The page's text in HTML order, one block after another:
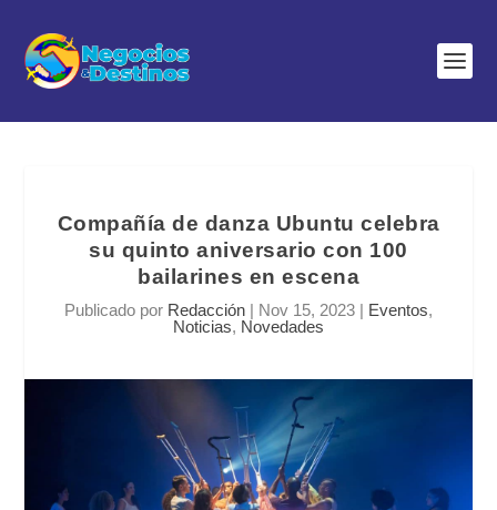
Compañía de danza Ubuntu celebra
su quinto aniversario con 100
bailarines en escena
Publicado por Redacción | Nov 15, 2023 | Eventos,
Noticias, Novedades